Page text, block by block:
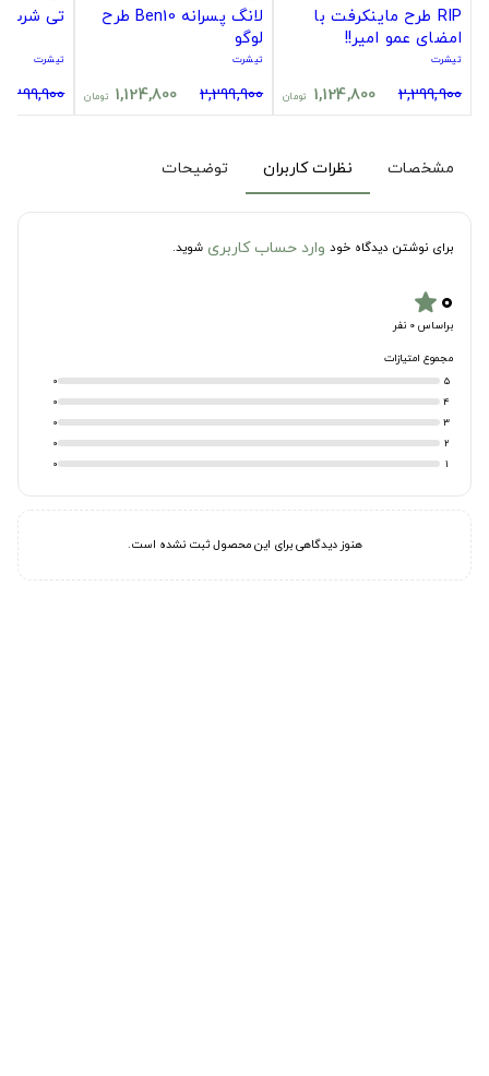
RIP طرح ماینکرفت با
امضای عمو امیر!!
تیشرت
2,299,900
1,124,800 تومان
لانگ پسرانه Ben10 طرح
لوگو
تیشرت
2,299,900
1,124,800 تومان
تی شرت
تیشرت
2,299,900
مشخصات نظرات کاربران توضیحات
برای نوشتن دیدگاه خود وارد حساب کاربری شوید.
۰star
براساس 0 نفر
مجموع امتیازات
5
0
4
0
3
0
2
0
1
0
هنوز دیدگاهی برای این محصول ثبت نشده است.